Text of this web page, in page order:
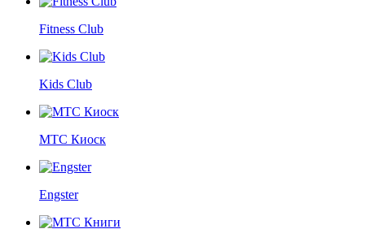
Fitness Club
Kids Club
МТС Киоск
Engster